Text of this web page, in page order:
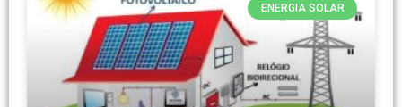
ENERGIA SOLAR